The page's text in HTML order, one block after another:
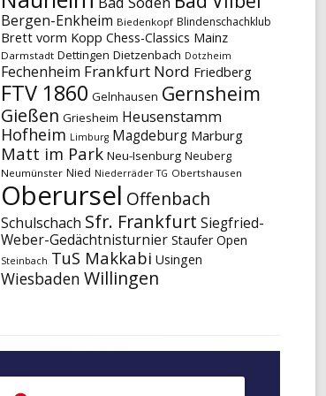
Bergen-Enkheim Biedenkopf Blindenschachklub
Brett vorm Kopp Chess-Classics Mainz
Darmstadt Dettingen Dietzenbach Dotzheim
Fechenheim Frankfurt Nord Friedberg
FTV 1860 Gelnhausen Gernsheim
Gießen Griesheim Heusenstamm
Hofheim Limburg Magdeburg Marburg
Matt im Park Neu-Isenburg Neuberg
Neumünster Nied Niederräder TG Obertshausen
Oberursel Offenbach
Schulschach Sfr. Frankfurt Siegfried-
Weber-Gedächtnisturnier Staufer Open
Steinbach TuS Makkabi Usingen
Wiesbaden Willingen